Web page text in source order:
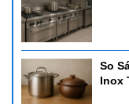
So
Inox